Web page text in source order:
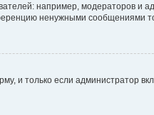
например, модераторов и
ненужными сообщениями
и только если администратор